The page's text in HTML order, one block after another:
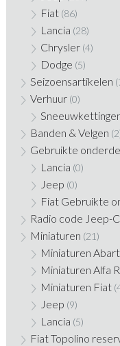
Fiat (86)
Lancia (28)
Chrysler (4)
Dodge (5)
Seizoensartikelen
Verhuur (0)
Banden & Velgen
Gebruikte
Lancia (0)
Jeep (0)
Fiat Gebruikte
Radio code Jeep-
Miniaturen (21)
Miniaturen
Miniaturen Alfa
Miniaturen Fiat
Jeep (9)
Lancia (5)
Fiat Topolino